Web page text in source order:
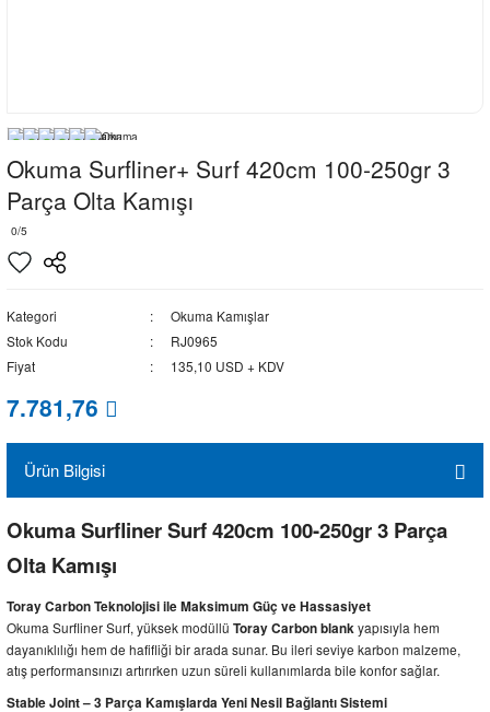
Okuma Surfliner+ Surf 420cm 100-250gr 3
Parça Olta Kamışı
0/5
Kategori
Okuma Kamışlar
Stok Kodu
RJ0965
Fiyat
135,10 USD + KDV
7.781,76
Ürün Bilgisi
Okuma Surfliner Surf 420cm 100-250gr 3 Parça
Olta Kamışı
Toray Carbon Teknolojisi ile Maksimum Güç ve Hassasiyet
Okuma Surfliner Surf, yüksek modüllü Toray Carbon blankyapısıyla hem
dayanıklılığı hem de hafifliği bir arada sunar. Bu ileri seviye karbon malzeme,
atış performansınızı artırırken uzun süreli kullanımlarda bile konfor sağlar.
Stable Joint – 3 Parça Kamışlarda Yeni Nesil Bağlantı Sistemi